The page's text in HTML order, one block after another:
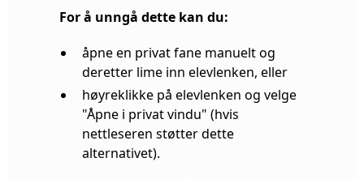
For å unngå dette kan du:
åpne en privat fane manuelt og
deretter lime inn elevlenken, eller
høyreklikke på elevlenken og velge
"Åpne i privat vindu" (hvis
nettleseren støtter dette
alternativet).